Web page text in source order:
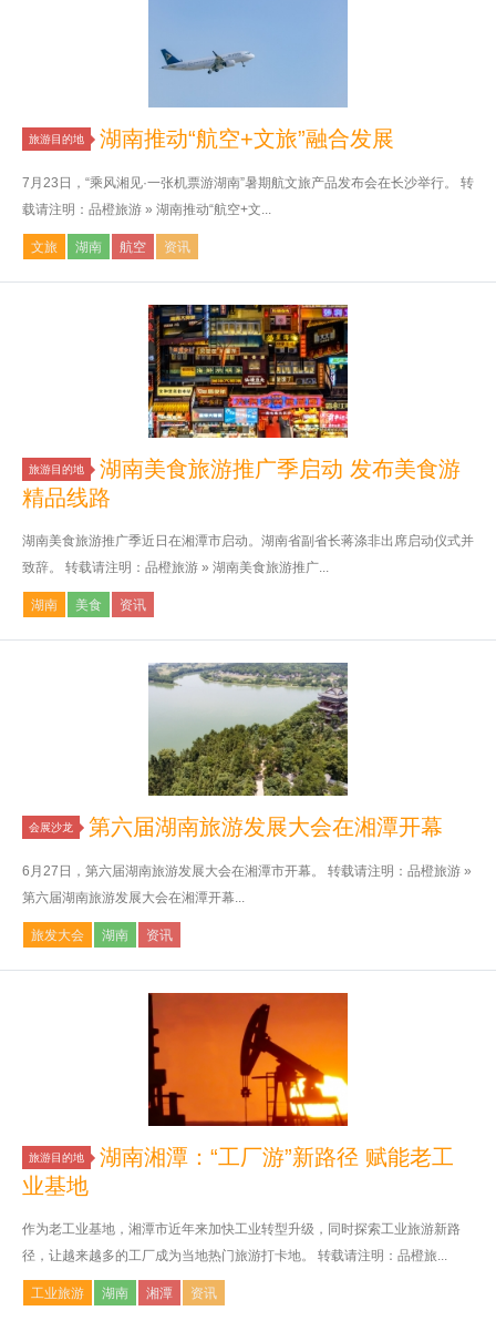
旅游目的地 湖南推动“航空+文旅”融合发展
7月23日，“乘风湘见·一张机票游湖南”暑期航文旅产品发布会在长沙举行。 转
载请注明：品橙旅游 » 湖南推动“航空+文...
文旅 湖南 航空 资讯
旅游目的地
湖南美食旅游推广季启动 发布美食游
精品线路
湖南美食旅游推广季近日在湘潭市启动。湖南省副省长蒋涤非出席启动仪式并
致辞。 转载请注明：品橙旅游 » 湖南美食旅游推广...
湖南 美食 资讯
会展沙龙 第六届湖南旅游发展大会在湘潭开幕
6月27日，第六届湖南旅游发展大会在湘潭市开幕。 转载请注明：品橙旅游 »
第六届湖南旅游发展大会在湘潭开幕...
旅发大会 湖南 资讯
旅游目的地
湖南湘潭：“工厂游”新路径 赋能老工
业基地
作为老工业基地，湘潭市近年来加快工业转型升级，同时探索工业旅游新路
径，让越来越多的工厂成为当地热门旅游打卡地。 转载请注明：品橙旅...
工业旅游 湖南 湘潭 资讯